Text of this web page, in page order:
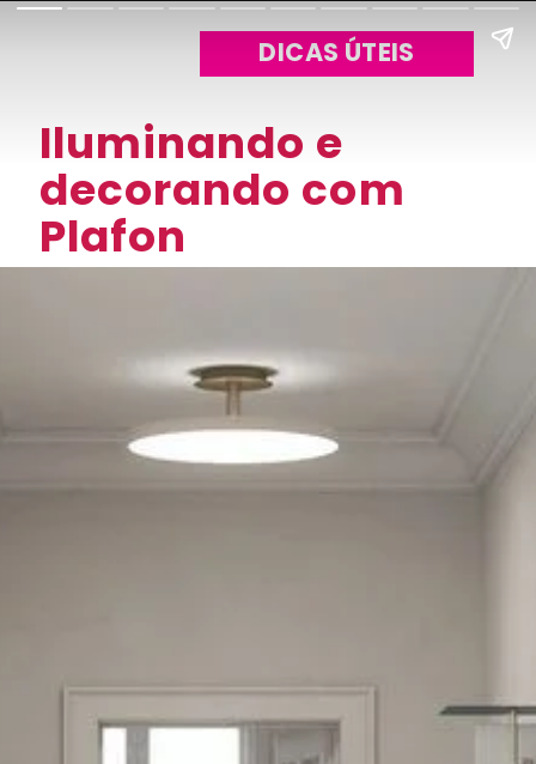
Iluminando e
decorando com
Plafon
DICAS ÚTEIS